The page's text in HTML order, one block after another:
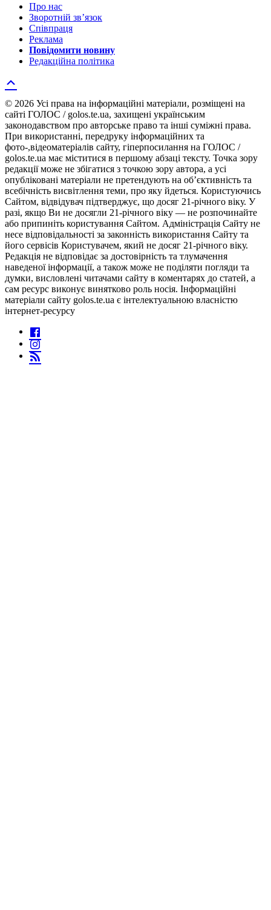
Про нас
Зворотній зв’язок
Співпраця
Реклама
Повідомити новину
Редакційна політика
© 2026 Усі права на інформаційні матеріали, розміщені на
сайті ГОЛОС / golos.te.ua, захищені українським
законодавством про авторське право та інші суміжні права.
При використанні, передруку інформаційних та
фото-,відеоматеріалів сайту, гіперпосилання на ГОЛОС /
golos.te.ua має міститися в першому абзаці тексту. Точка зору
редакції може не збігатися з точкою зору автора, а усі
опубліковані матеріали не претендують на об’єктивність та
всебічність висвітлення теми, про яку йдеться. Користуючись
Сайтом, відвідувач підтверджує, що досяг 21-річного віку. У
разі, якщо Ви не досягли 21-річного віку — не розпочинайте
або припиніть користування Сайтом. Адміністрація Сайту не
несе відповідальності за законність використання Сайту та
його сервісів Користувачем, який не досяг 21-річного віку.
Редакція не відповідає за достовірність та тлумачення
наведеної інформації, а також може не поділяти погляди та
думки, висловлені читачами сайту в коментарях до статей, а
сам ресурс виконує винятково роль носія. Інформаційні
матеріали сайту golos.te.ua є інтелектуальною власністю
інтернет-ресурсу